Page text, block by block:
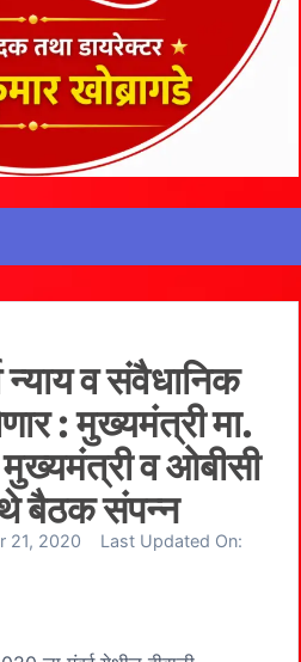
न्याय व संवैधानिक
: मुख्यमंत्री मा.
व ओबीसी
बैठक संपन्न
21, 2020
Last Updated On: